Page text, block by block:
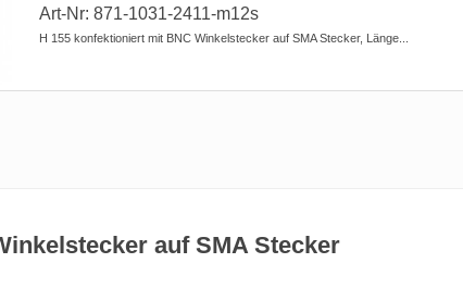
Art-Nr: 871-1031-2411-m12s
H 155 konfektioniert mit BNC Winkelstecker auf SMA Stecker, Länge...
auf SMA Stecker